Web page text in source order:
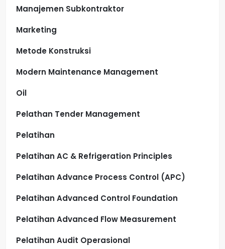
Manajemen Subkontraktor
Marketing
Metode Konstruksi
Modern Maintenance Management
Oil
Pelathan Tender Management
Pelatihan
Pelatihan AC & Refrigeration Principles
Pelatihan Advance Process Control (APC)
Pelatihan Advanced Control Foundation
Pelatihan Advanced Flow Measurement
Pelatihan Audit Operasional